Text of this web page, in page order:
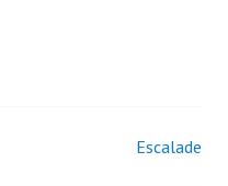
Escalade